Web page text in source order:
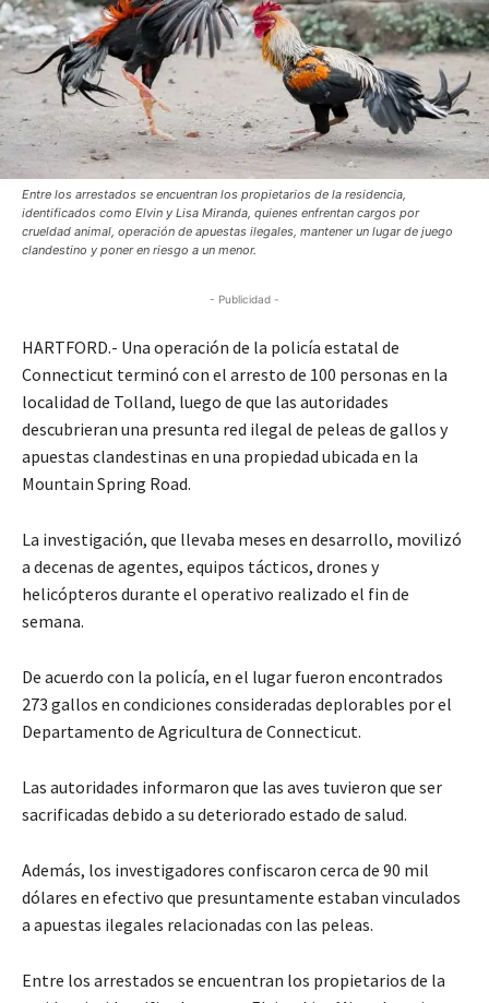
Entre los arrestados se encuentran los propietarios de la residencia,
identificados como Elvin y Lisa Miranda, quienes enfrentan cargos por
crueldad animal, operación de apuestas ilegales, mantener un lugar de juego
clandestino y poner en riesgo a un menor.
- Publicidad -
HARTFORD.- Una operación de la policía estatal de
Connecticut terminó con el arresto de 100 personas en la
localidad de Tolland, luego de que las autoridades
descubrieran una presunta red ilegal de peleas de gallos y
apuestas clandestinas en una propiedad ubicada en la
Mountain Spring Road.
La investigación, que llevaba meses en desarrollo, movilizó
a decenas de agentes, equipos tácticos, drones y
helicópteros durante el operativo realizado el fin de
semana.
De acuerdo con la policía, en el lugar fueron encontrados
273 gallos en condiciones consideradas deplorables por el
Departamento de Agricultura de Connecticut.
Las autoridades informaron que las aves tuvieron que ser
sacrificadas debido a su deteriorado estado de salud.
Además, los investigadores confiscaron cerca de 90 mil
dólares en efectivo que presuntamente estaban vinculados
a apuestas ilegales relacionadas con las peleas.
Entre los arrestados se encuentran los propietarios de la